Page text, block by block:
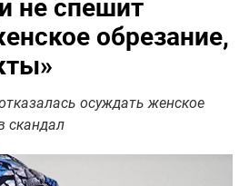
обрезание,
осуждать женское
скандал